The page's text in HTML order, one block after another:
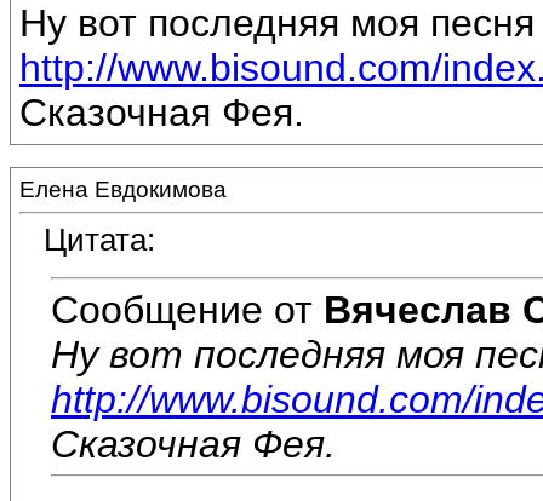
Ну вот последняя моя
http://www.bisound.com/
Сказочная Фея.
Елена Евдокимова
Цитата:
Сообщение от Вячеслав
Ну вот последняя моя
http://www.bisound.com/
Сказочная Фея.